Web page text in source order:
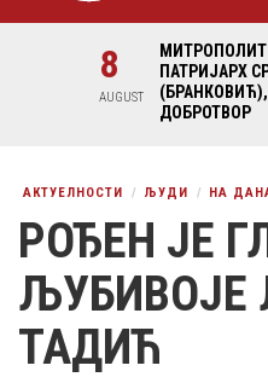
8
AUGUST
МИТРОПОЛИТ
ПАТРИЈАРХ
ДОБРОТВОР
АКТУЕЛНОСТИ ЉУДИ НА
РОЂЕН ЈЕ
ЉУБИВОЈЕ
ТАДИЋ